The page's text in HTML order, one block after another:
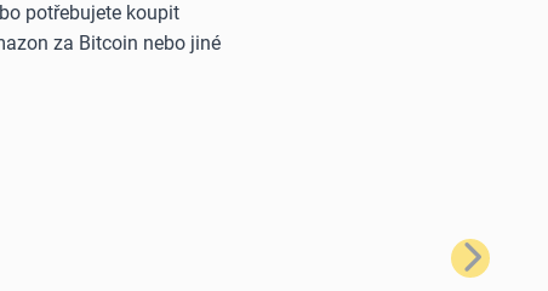
potřebujete koupit
za Bitcoin nebo jiné
Další